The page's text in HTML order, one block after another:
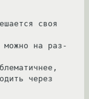
своя
можно на раз-
через